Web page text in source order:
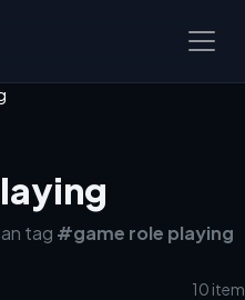
tag #game role playing
10 item